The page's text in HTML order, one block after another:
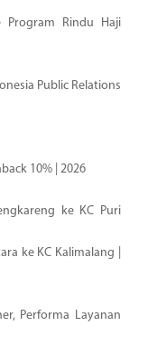
Program Rindu Haji
Public Relations
10% | 2026
ke KC Puri
ke KC Kalimalang |
Performa Layanan